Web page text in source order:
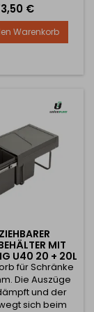
Schließen
Enthält 1 20-
+ Schale zur
von Tüten
kann an der
Auszüge sind
d.h. der...
€
Warenkorb
MIT
U40 20 + 20L
GRAUfür Schränke
Die Auszüge
und der
sich beim